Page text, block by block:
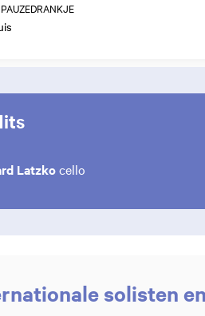
Latzkocello
solisten